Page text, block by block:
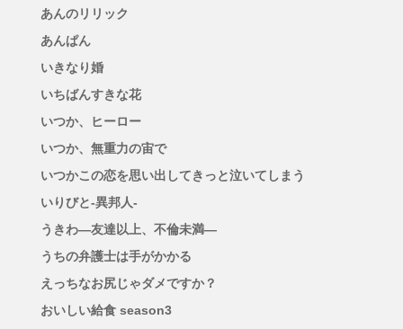
あんのリリック
あんぱん
いきなり婚
いちばんすきな花
いつか、ヒーロー
いつか、無重力の宙で
いつかこの恋を思い出してきっと泣いてしまう
いりびと-異邦人-
うきわ―友達以上、不倫未満―
うちの弁護士は手がかかる
えっちなお尻じゃダメですか？
おいしい給食 season3